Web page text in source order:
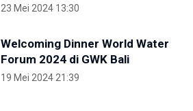
23 Mei 2024 13:30
Welcoming Dinner World Water
Forum 2024 di GWK Bali
19 Mei 2024 21:39